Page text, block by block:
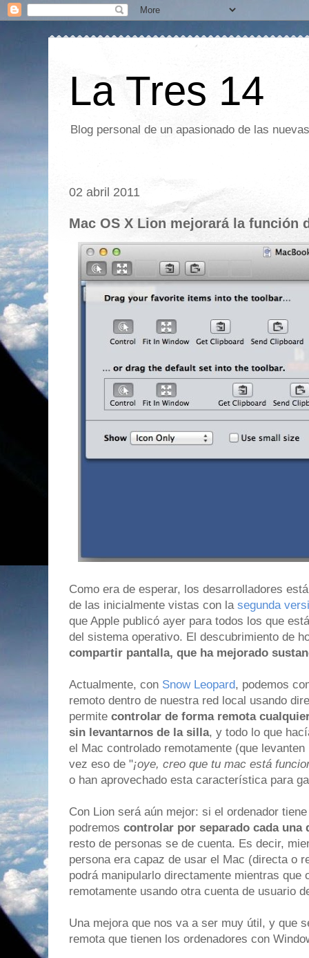
La Tres 14
Blog personal de un apasionado de las
02 abril 2011
Mac OS X Lion mejorará la función
Como era de esperar, los desarrolladores
de las inicialmente vistas con la segunda
que Apple publicó ayer para todos los que
del sistema operativo. El descubrimiento de
compartir pantalla, que ha mejorado
Actualmente, con Snow Leopard, podemos
remoto dentro de nuestra red local usando
permite controlar de forma remota
sin levantarnos de la silla, y todo lo que
el Mac controlado remotamente (que
vez eso de "¡oye, creo que tu mac está
o han aprovechado esta característica para
Con Lion será aún mejor: si el ordenador
podremos controlar por separado cada una
resto de personas se de cuenta. Es decir,
persona era capaz de usar el Mac (directa o
podrá manipularlo directamente mientras que
remotamente usando otra cuenta de usuario
Una mejora que nos va a ser muy útil, y que
remota que tienen los ordenadores con